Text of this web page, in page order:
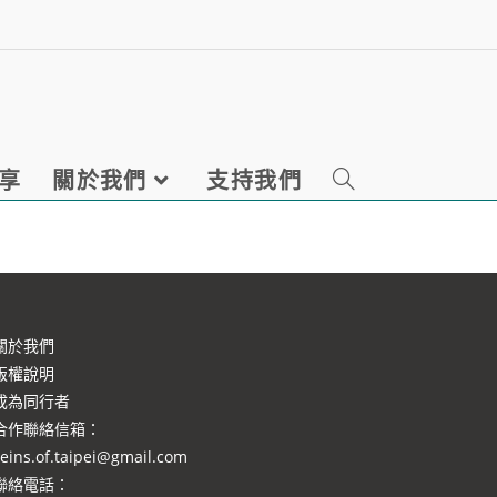
關於我們 支持我們
於我們
權說明
為同行者
作聯絡信箱：
絡電話：